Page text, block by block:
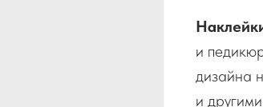
и
дизайна
и